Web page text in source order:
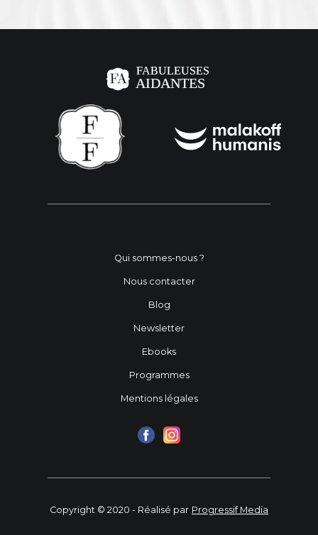
Qui sommes-nous ?
Nous contacter
Blog
Newsletter
Ebooks
Programmes
Mentions légales
Copyright © 2020 - Réalisé par Progressif Media